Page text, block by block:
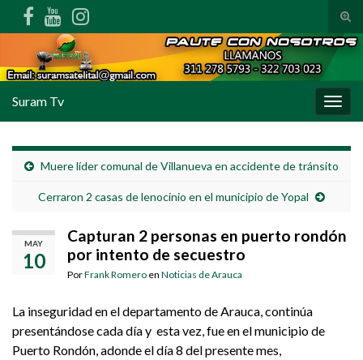
Suram Tv
Muere líder comunal de Villanueva en accidente de tránsito
Cerraron 2 casas de lenocinio en el municipio de Yopal
MAY
10
Capturan 2 personas en puerto rondón
por intento de secuestro
PorFrank Romero en Noticias de Arauca
La inseguridad en el departamento de Arauca, continúa
presentándose cada día y esta vez, fue en el municipio de
Puerto Rondón, adonde el día 8 del presente mes,